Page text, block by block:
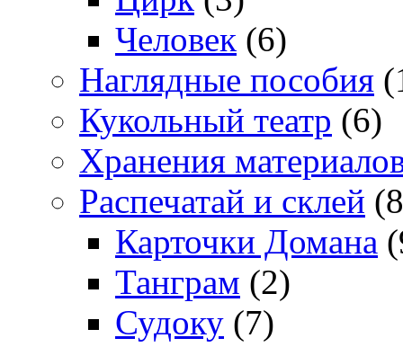
Человек (6)
Наглядные пособия
Кукольный театр (6)
Хранения
Распечатай и склей
Карточки Домана
Танграм (2)
Судоку (7)